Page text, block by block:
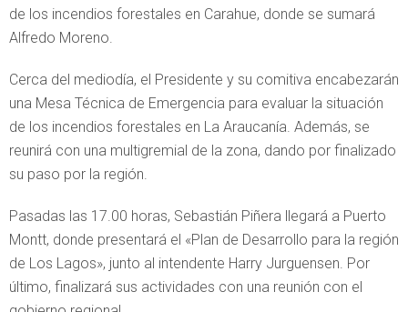
de los incendios forestales en Carahue, donde se sumará
Alfredo Moreno.
Cerca del mediodía, el Presidente y su comitiva encabezarán
una Mesa Técnica de Emergencia para evaluar la situación
de los incendios forestales en La Araucanía. Además, se
reunirá con una multigremial de la zona, dando por finalizado
su paso por la región.
Pasadas las 17.00 horas, Sebastián Piñera llegará a Puerto
Montt, donde presentará el «Plan de Desarrollo para la región
de Los Lagos», junto al intendente Harry Jurguensen. Por
último, finalizará sus actividades con una reunión con el